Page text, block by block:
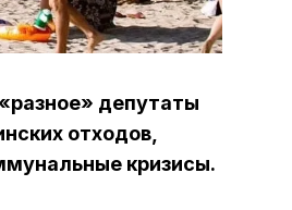
депутаты
отходов,
кризисы.